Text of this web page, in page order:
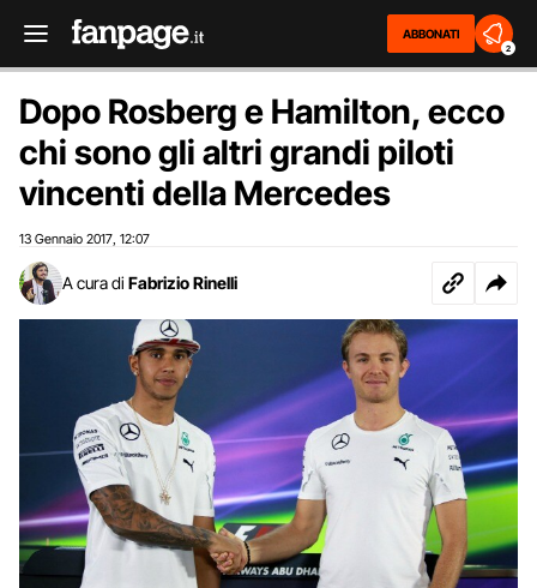
ABBONATI
2
Dopo Rosberg e Hamilton, ecco
chi sono gli altri grandi piloti
vincenti della Mercedes
13 Gennaio 2017 12:07
A cura di Fabrizio Rinelli